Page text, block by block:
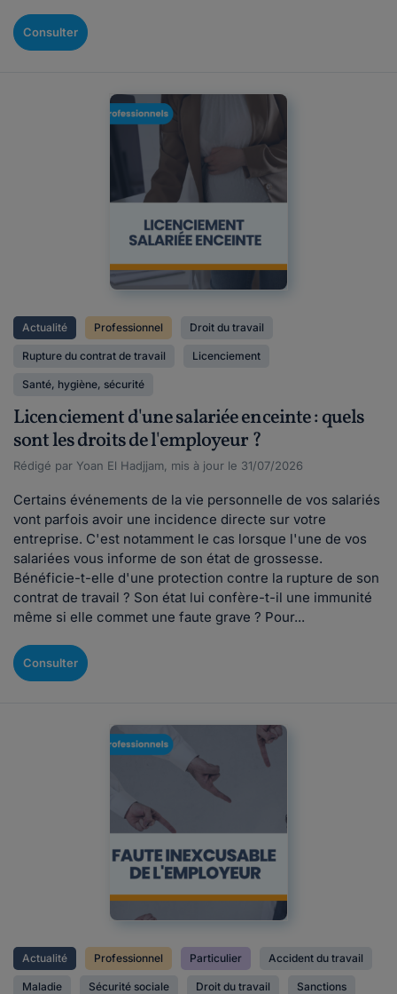
Consulter
Actualité Professionnel Droit du travail
Rupture du contrat de travail Licenciement
Santé, hygiène, sécurité
Licenciement d'une salariée enceinte : quels
sont les droits de l'employeur ?
Rédigé par Yoan El Hadjjam, mis à jour le 31/07/2026
Certains événements de la vie personnelle de vos salariés
vont parfois avoir une incidence directe sur votre
entreprise. C'est notamment le cas lorsque l'une de vos
salariées vous informe de son état de grossesse.
Bénéficie-t-elle d'une protection contre la rupture de son
contrat de travail ? Son état lui confère-t-il une immunité
même si elle commet une faute grave ? Pour...
Consulter
Actualité Professionnel Particulier Accident du travail
Maladie Sécurité sociale Droit du travail Sanctions